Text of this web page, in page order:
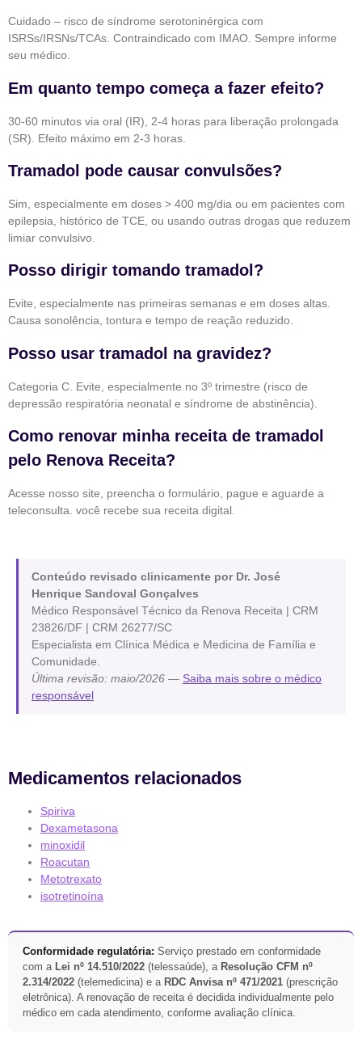
Cuidado – risco de síndrome serotoninérgica com
ISRSs/IRSNs/TCAs. Contraindicado com IMAO. Sempre informe
seu médico.
Em quanto tempo começa a fazer efeito?
30-60 minutos via oral (IR), 2-4 horas para liberação prolongada
(SR). Efeito máximo em 2-3 horas.
Tramadol pode causar convulsões?
Sim, especialmente em doses > 400 mg/dia ou em pacientes com
epilepsia, histórico de TCE, ou usando outras drogas que reduzem
limiar convulsivo.
Posso dirigir tomando tramadol?
Evite, especialmente nas primeiras semanas e em doses altas.
Causa sonolência, tontura e tempo de reação reduzido.
Posso usar tramadol na gravidez?
Categoria C. Evite, especialmente no 3º trimestre (risco de
depressão respiratória neonatal e síndrome de abstinência).
Como renovar minha receita de tramadol
pelo Renova Receita?
Acesse nosso site, preencha o formulário, pague e aguarde a
teleconsulta. você recebe sua receita digital.
Conteúdo revisado clinicamente por Dr. José
Henrique Sandoval Gonçalves
Médico Responsável Técnico da Renova Receita | CRM
23826/DF | CRM 26277/SC
Especialista em Clínica Médica e Medicina de Família e
Comunidade.
Última revisão: maio/2026 — Saiba mais sobre o médico
responsável
Medicamentos relacionados
Spiriva
Dexametasona
minoxidil
Roacutan
Metotrexato
isotretinoína
Conformidade regulatória: Serviço prestado em conformidade
com a Lei nº 14.510/2022 (telessaúde), a Resolução CFM nº
2.314/2022 (telemedicina) e a RDC Anvisa nº 471/2021 (prescrição
eletrônica). A renovação de receita é decidida individualmente pelo
médico em cada atendimento, conforme avaliação clínica.